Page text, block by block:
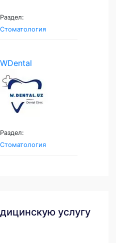
Раздел:
Стоматология
WDental
Раздел:
Стоматология
услугу